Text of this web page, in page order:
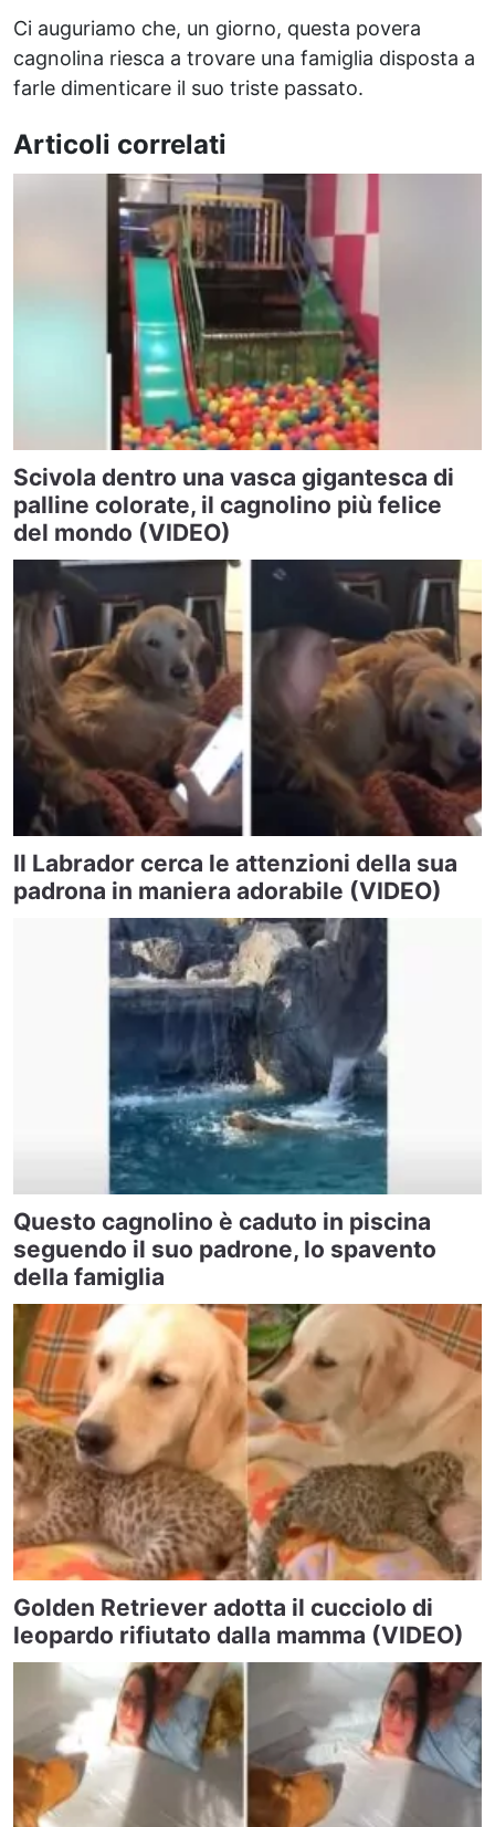
Ci auguriamo che, un giorno, questa povera
cagnolina riesca a trovare una famiglia disposta a
farle dimenticare il suo triste passato.
Articoli correlati
Scivola dentro una vasca gigantesca di
palline colorate, il cagnolino più felice
del mondo (VIDEO)
Il Labrador cerca le attenzioni della sua
padrona in maniera adorabile (VIDEO)
Questo cagnolino è caduto in piscina
seguendo il suo padrone, lo spavento
della famiglia
Golden Retriever adotta il cucciolo di
leopardo rifiutato dalla mamma (VIDEO)